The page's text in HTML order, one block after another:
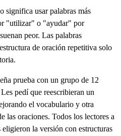
significa usar palabras más
"utilizar" o "ayudar" por
peor. Las palabras
de oración repetitiva solo
prueba con un grupo de 12
pedí que reescribieran un
el vocabulario y otra
las oraciones. Todos los lectores a
la versión con estructuras